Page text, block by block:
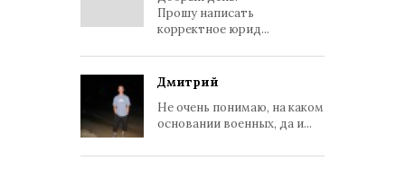
Прошу написать
корректное юрид...
Дмитрий
Не очень понимаю, на каком
основании военных, да и...